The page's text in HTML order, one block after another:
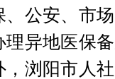
、公安、市
理异地医保
，浏阳市人